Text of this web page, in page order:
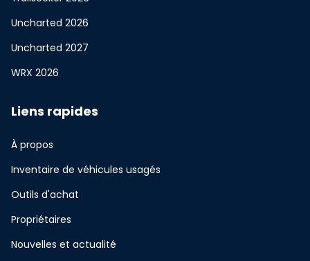
Uncharted 2026
Uncharted 2027
WRX 2026
Liens rapides
À propos
Inventaire de véhicules usagés
Outils d'achat
Propriétaires
Nouvelles et actualité